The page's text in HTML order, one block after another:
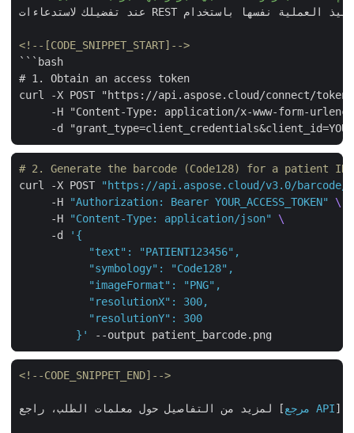
عند تفضيلك لاستدعاءات REST المباشرة، يمكن تنفيذ العملية نفسها باستخدام cURL. الخطوات أدناه تعكس مثال C#.
<!--[CODE_SNIPPET_START]-->
```bash
# 1. Obtain an access token
curl -X POST "https://api.aspose.cloud/connect/
-H "Content-Type: application/x-www-form-
# 2. Generate the barcode (Code128) for a patient
curl -X POST "https://api.aspose.cloud/v3.0/
     -H
"Authorization: Bearer YOUR_ACCESS_TOKEN"
     -H
"Content-Type: application/json"
     -d
         }'
<!--CODE_SNIPPET_END]-->
لمزيد من التفاصيل حول معلمات الطلب، راجع [ مرجع API